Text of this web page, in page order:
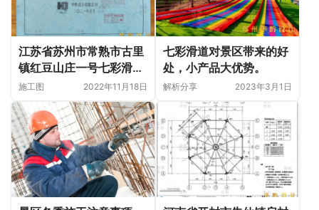
江苏省苏州市常熟市古里
镇红豆山庄一号七彩滑道
施工图
施工图 2022年11月18日
七彩滑道对景区带来的好
处，小产品大优势。
解析分享 2023年3月1日